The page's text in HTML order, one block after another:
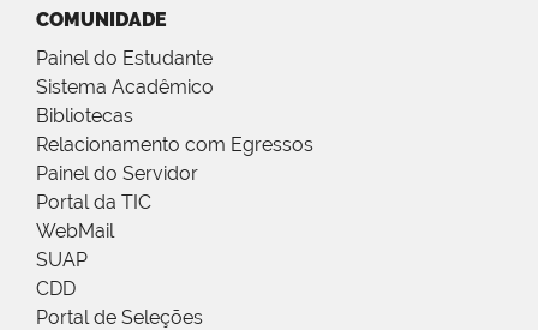
COMUNIDADE
Painel do Estudante
Sistema Acadêmico
Bibliotecas
Relacionamento com Egressos
Painel do Servidor
Portal da TIC
WebMail
SUAP
CDD
Portal de Seleções